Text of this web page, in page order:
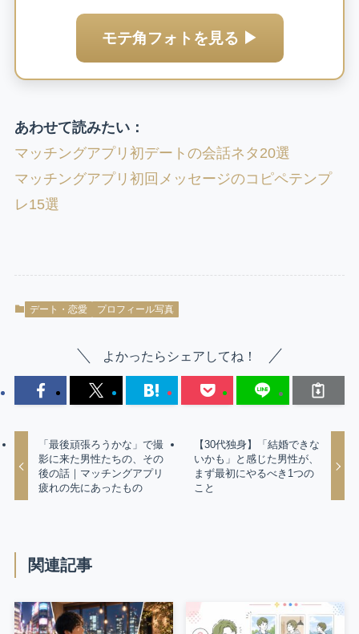
モテ角フォトを見る ▶
あわせて読みたい：
マッチングアプリ初デートの会話ネタ20選
マッチングアプリ初回メッセージのコピペテンプ
レ15選
デート・恋愛 プロフィール写真
よかったらシェアしてね！
「最後頑張ろうかな」で撮
影に来た男性たちの、その
後の話｜マッチングアプリ
疲れの先にあったもの
【30代独身】「結婚できな
いかも」と感じた男性が、
まず最初にやるべき1つの
こと
関連記事